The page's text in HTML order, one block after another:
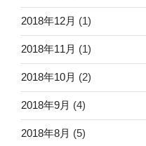
2018年12月 (1)
2018年11月 (1)
2018年10月 (2)
2018年9月 (4)
2018年8月 (5)